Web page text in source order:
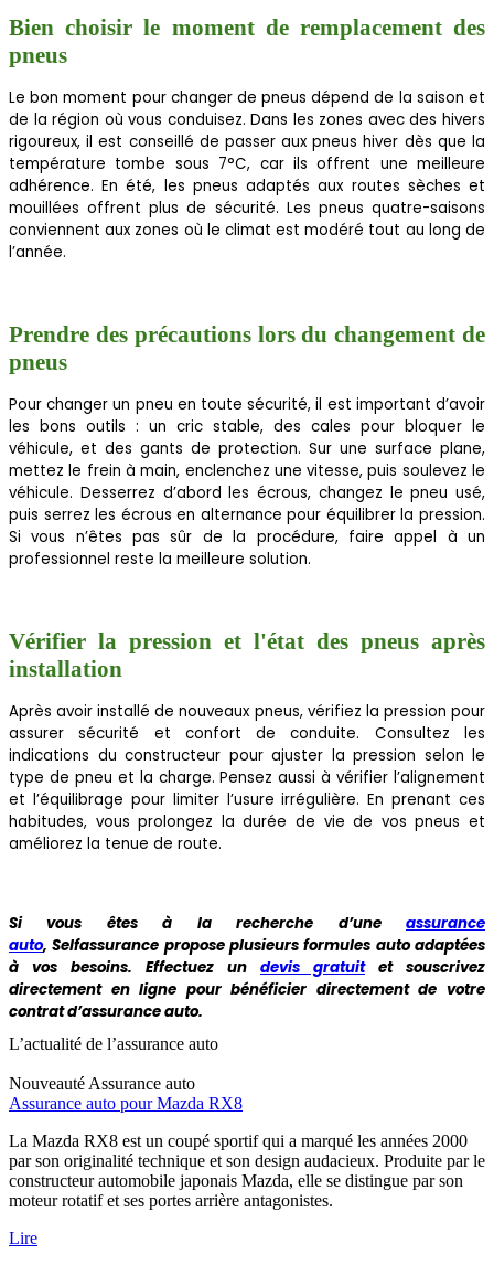
Bien choisir le moment de remplacement des
pneus
Le bon moment pour changer de pneus dépend de la saison et
de la région où vous conduisez. Dans les zones avec des hivers
rigoureux, il est conseillé de passer aux pneus hiver dès que la
température tombe sous 7°C, car ils offrent une meilleure
adhérence. En été, les pneus adaptés aux routes sèches et
mouillées offrent plus de sécurité. Les pneus quatre-saisons
conviennent aux zones où le climat est modéré tout au long de
l’année.
Prendre des précautions lors du changement de
pneus
Pour changer un pneu en toute sécurité, il est important d’avoir
les bons outils : un cric stable, des cales pour bloquer le
véhicule, et des gants de protection. Sur une surface plane,
mettez le frein à main, enclenchez une vitesse, puis soulevez le
véhicule. Desserrez d’abord les écrous, changez le pneu usé,
puis serrez les écrous en alternance pour équilibrer la pression.
Si vous n’êtes pas sûr de la procédure, faire appel à un
professionnel reste la meilleure solution.
Vérifier la pression et l'état des pneus après
installation
Après avoir installé de nouveaux pneus, vérifiez la pression pour
assurer sécurité et confort de conduite. Consultez les
indications du constructeur pour ajuster la pression selon le
type de pneu et la charge. Pensez aussi à vérifier l’alignement
et l’équilibrage pour limiter l’usure irrégulière. En prenant ces
habitudes, vous prolongez la durée de vie de vos pneus et
améliorez la tenue de route.
Si vous êtes à la recherche d’une assurance
auto, Selfassurance propose plusieurs formules auto adaptées
à vos besoins. Effectuez un devis gratuitet souscrivez
directement en ligne pour bénéficier directement de votre
contrat d’assurance auto.
L’actualité de l’assurance auto
Nouveauté Assurance auto
Assurance auto pour Mazda RX8
La Mazda RX8 est un coupé sportif qui a marqué les années 2000
par son originalité technique et son design audacieux. Produite par le
constructeur automobile japonais Mazda, elle se distingue par son
moteur rotatif et ses portes arrière antagonistes.
Lire